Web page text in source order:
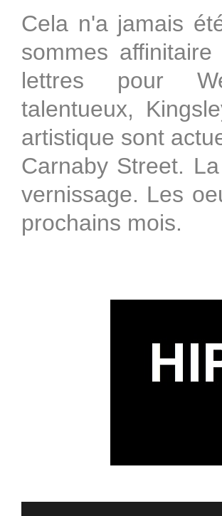
Cela n'a jamais
sommes
lettres pour
talentueux,
artistique sont
Carnaby Street.
vernissage. Les
prochains mois.